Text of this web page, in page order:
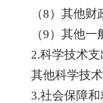
（8）其他
（9）其他
2.科学技术
其他科学技
3.社会保障